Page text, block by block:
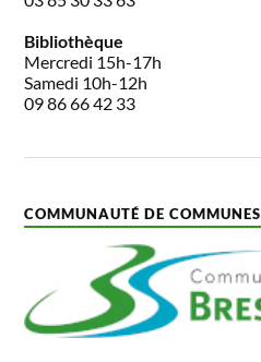
Bibliothèque
Mercredi 15h-17h
Samedi 10h-12h
09 86 66 42 33
COMMUNAUTÉ DE COMMUNES